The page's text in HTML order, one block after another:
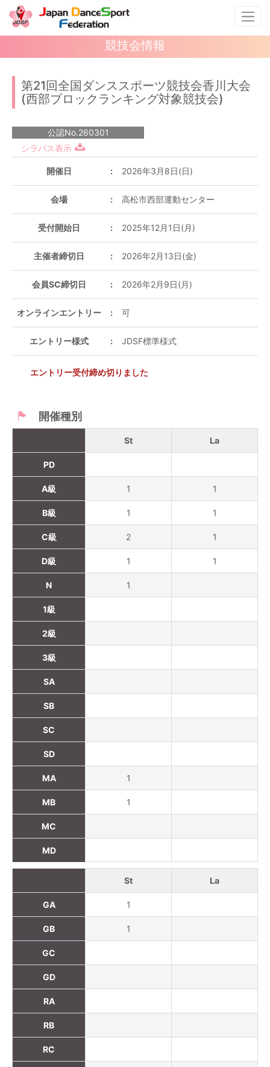
競技会情報
第21回全国ダンススポーツ競技会香川大会
(西部ブロックランキング対象競技会)
公認No.260301
シラバス表示
開催日 2026年3月8日(日)
会場 高松市西部運動センター
受付開始日 2025年12月1日(月)
主催者締切日 2026年2月13日(金)
会員SC締切日 2026年2月9日(月)
オンラインエントリー 可
エントリー様式 JDSF標準様式
エントリー受付締め切りました
開催種別
PD
A級
B級
C級
D級
N
1級
2級
3級
SA
SB
SC
SD
MA
MB
MC
MD
St
1
1
2
1
1
1
1
La
1
1
1
1
GA
GB
GC
GD
RA
RB
RC
St
1
1
La